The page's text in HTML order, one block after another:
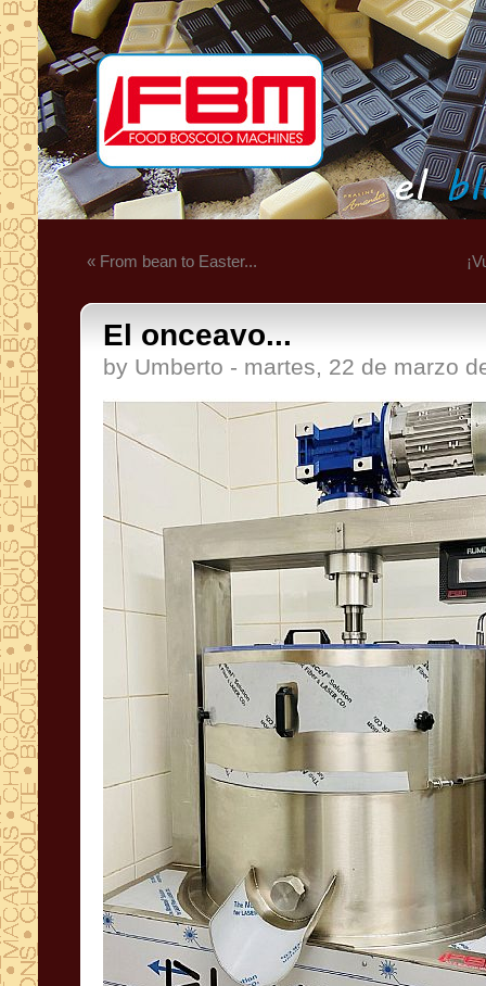
« From bean to Easter...
El onceavo...
by Umberto - martes, 22 de marzo